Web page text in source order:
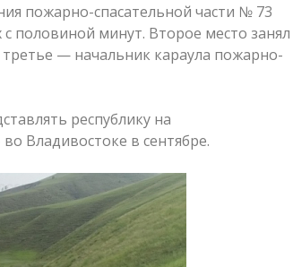
пожарно-спасательной части № 73
половиной минут. Второе место занял
— начальник караула пожарно-
республику на
Владивостоке в сентябре.